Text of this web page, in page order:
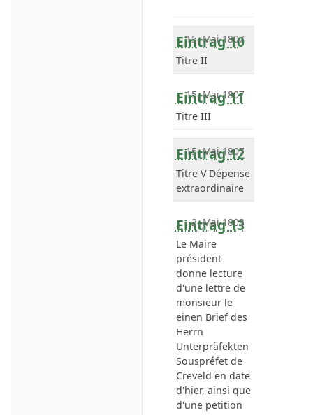
Eintrag 10
15. Mai 1807
Titre II
Eintrag 11
15. Mai 1807
Titre III
Eintrag 12
15. Mai 1807
Titre V Dépense
extraordinaire
Eintrag 13
2. Mai 1808
Le Maire
président
donne lecture
d'une lettre de
monsieur le
einen Brief des
Herrn
Unterpräfekten
Souspréfet de
Creveld en date
d'hier, ainsi que
d'une petition